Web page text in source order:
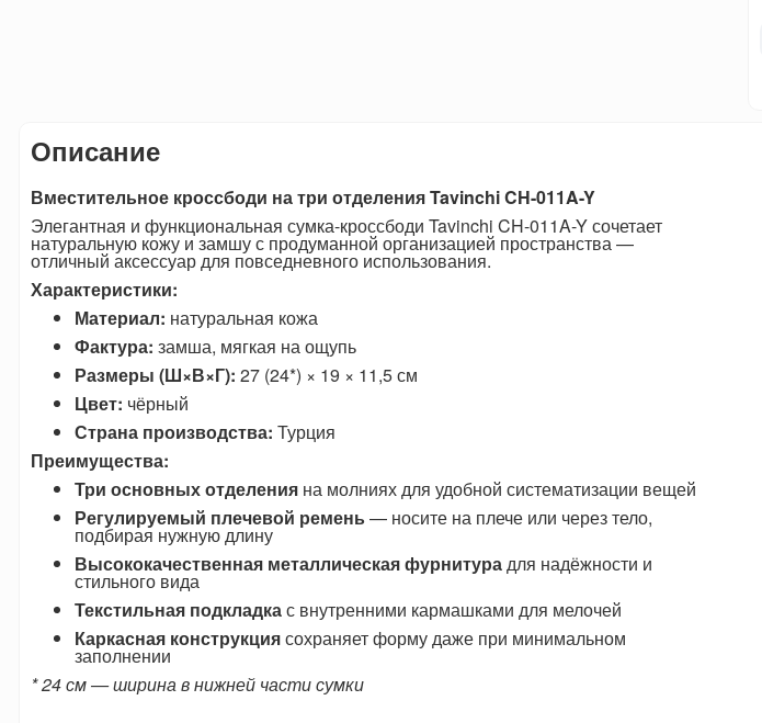
Описание
Вместительное кроссбоди на три отделения Tavinchi CH-011A-Y
Элегантная и функциональная сумка-кроссбоди Tavinchi CH-011A-Y сочетает
натуральную кожу и замшу с продуманной организацией пространства —
отличный аксессуар для повседневного использования.
Характеристики:
Материал: натуральная кожа
Фактура: замша, мягкая на ощупь
Размеры (Ш×В×Г): 27 (24*) × 19 × 11,5 см
Цвет: чёрный
Страна производства: Турция
Преимущества:
Три основных отделенияна молниях для удобной систематизации вещей
Регулируемый плечевой ремень— носите на плече или через тело,
подбирая нужную длину
Высококачественная металлическая фурнитурадля надёжности и
стильного вида
Текстильная подкладкас внутренними кармашками для мелочей
Каркасная конструкциясохраняет форму даже при минимальном
заполнении
* 24 см — ширина в нижней части сумки